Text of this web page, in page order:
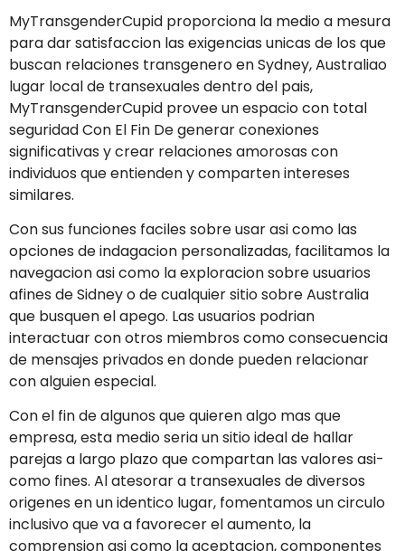
MyTransgenderCupid proporciona la medio a mesura
para dar satisfaccion las exigencias unicas de los que
buscan relaciones transgenero en Sydney, Australiao
lugar local de transexuales dentro del pais,
MyTransgenderCupid provee un espacio con total
seguridad Con El Fin De generar conexiones
significativas y crear relaciones amorosas con
individuos que entienden y comparten intereses
similares.
Con sus funciones faciles sobre usar asi­ como las
opciones de indagacion personalizadas, facilitamos la
navegacion asi­ como la exploracion sobre usuarios
afines de Sidney o de cualquier sitio sobre Australia
que busquen el apego. Las usuarios podri­an
interactuar con otros miembros como consecuencia
de mensajes privados en donde pueden relacionar
con alguien especial.
Con el fin de algunos que quieren algo mas que
empresa, esta medio seri­a un sitio ideal de hallar
parejas a largo plazo que compartan las valores asi­
como fines. Al atesorar a transexuales de diversos
origenes en un identico lugar, fomentamos un circulo
inclusivo que va a favorecer el aumento, la
comprension asi­ como la aceptacion, componentes